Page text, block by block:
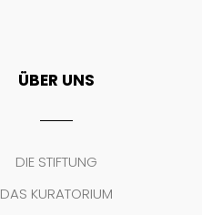
ÜBER UNS
DIE STIFTUNG
DAS KURATORIUM